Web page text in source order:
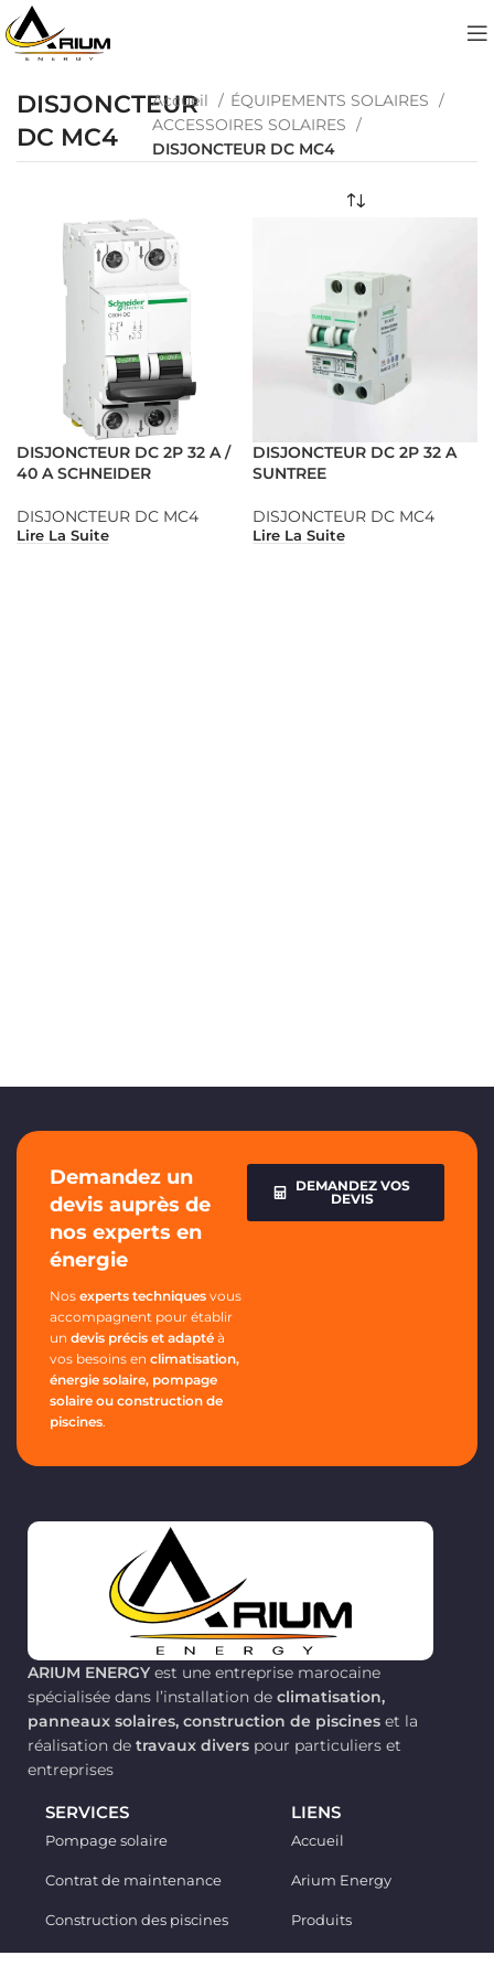
DISJONCTEUR
DC MC4
Accueil
ÉQUIPEMENTS SOLAIRES
ACCESSOIRES SOLAIRES
DISJONCTEUR DC MC4
DISJONCTEUR DC 2P 32 A /
40 A SCHNEIDER
DISJONCTEUR DC MC4
Lire La Suite
DISJONCTEUR DC 2P 32 A
SUNTREE
DISJONCTEUR DC MC4
Lire La Suite
Demandez un
devis auprès de
nos experts en
énergie
Nos experts techniques vous
accompagnent pour établir
un devis précis et adapté à
vos besoins en climatisation,
énergie solaire, pompage
solaire ou construction de
piscines.
DEMANDEZ VOS
DEVIS
ARIUM ENERGY est une entreprise marocaine
spécialisée dans l’installation declimatisation,
panneaux solaires, construction de piscines et la
réalisation detravaux divers pour particuliers et
entreprises
LIENS
Accueil
Arium Energy
Produits
SERVICES
Pompage solaire
Contrat de maintenance
Construction des piscines